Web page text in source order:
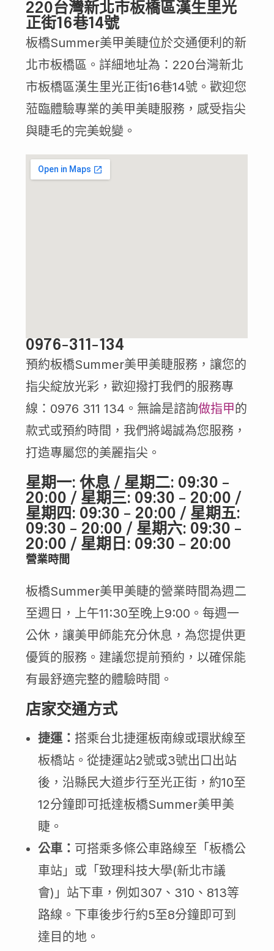
220台灣新北市板橋區漢生里光
正街16巷14號
板橋Summer美甲美睫位於交通便利的新
北市板橋區。詳細地址為：220台灣新北
市板橋區漢生里光正街16巷14號。歡迎您
蒞臨體驗專業的美甲美睫服務，感受指尖
與睫毛的完美蛻變。
0976-311-134
預約板橋Summer美甲美睫服務，讓您的
指尖綻放光彩，歡迎撥打我們的服務專
線：0976 311 134。無論是諮詢做指甲的
款式或預約時間，我們將竭誠為您服務，
打造專屬您的美麗指尖。
星期一: 休息 / 星期二: 09:30 –
20:00 / 星期三: 09:30 – 20:00 /
星期四: 09:30 – 20:00 / 星期五:
09:30 – 20:00 / 星期六: 09:30 –
20:00 / 星期日: 09:30 – 20:00
營業時間
板橋Summer美甲美睫的營業時間為週二
至週日，上午11:30至晚上9:00。每週一
公休，讓美甲師能充分休息，為您提供更
優質的服務。建議您提前預約，以確保能
有最舒適完整的體驗時間。
店家交通方式
捷運： 搭乘台北捷運板南線或環狀線至
板橋站。從捷運站2號或3號出口出站
後，沿縣民大道步行至光正街，約10至
12分鐘即可抵達板橋Summer美甲美
睫。
公車： 可搭乘多條公車路線至「板橋公
車站」或「致理科技大學(新北市議
會)」站下車，例如307、310、813等
路線。下車後步行約5至8分鐘即可到
達目的地。